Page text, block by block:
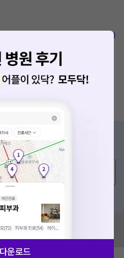
복사
한 점이 있나요?
답해드려요!
나요?
운로드